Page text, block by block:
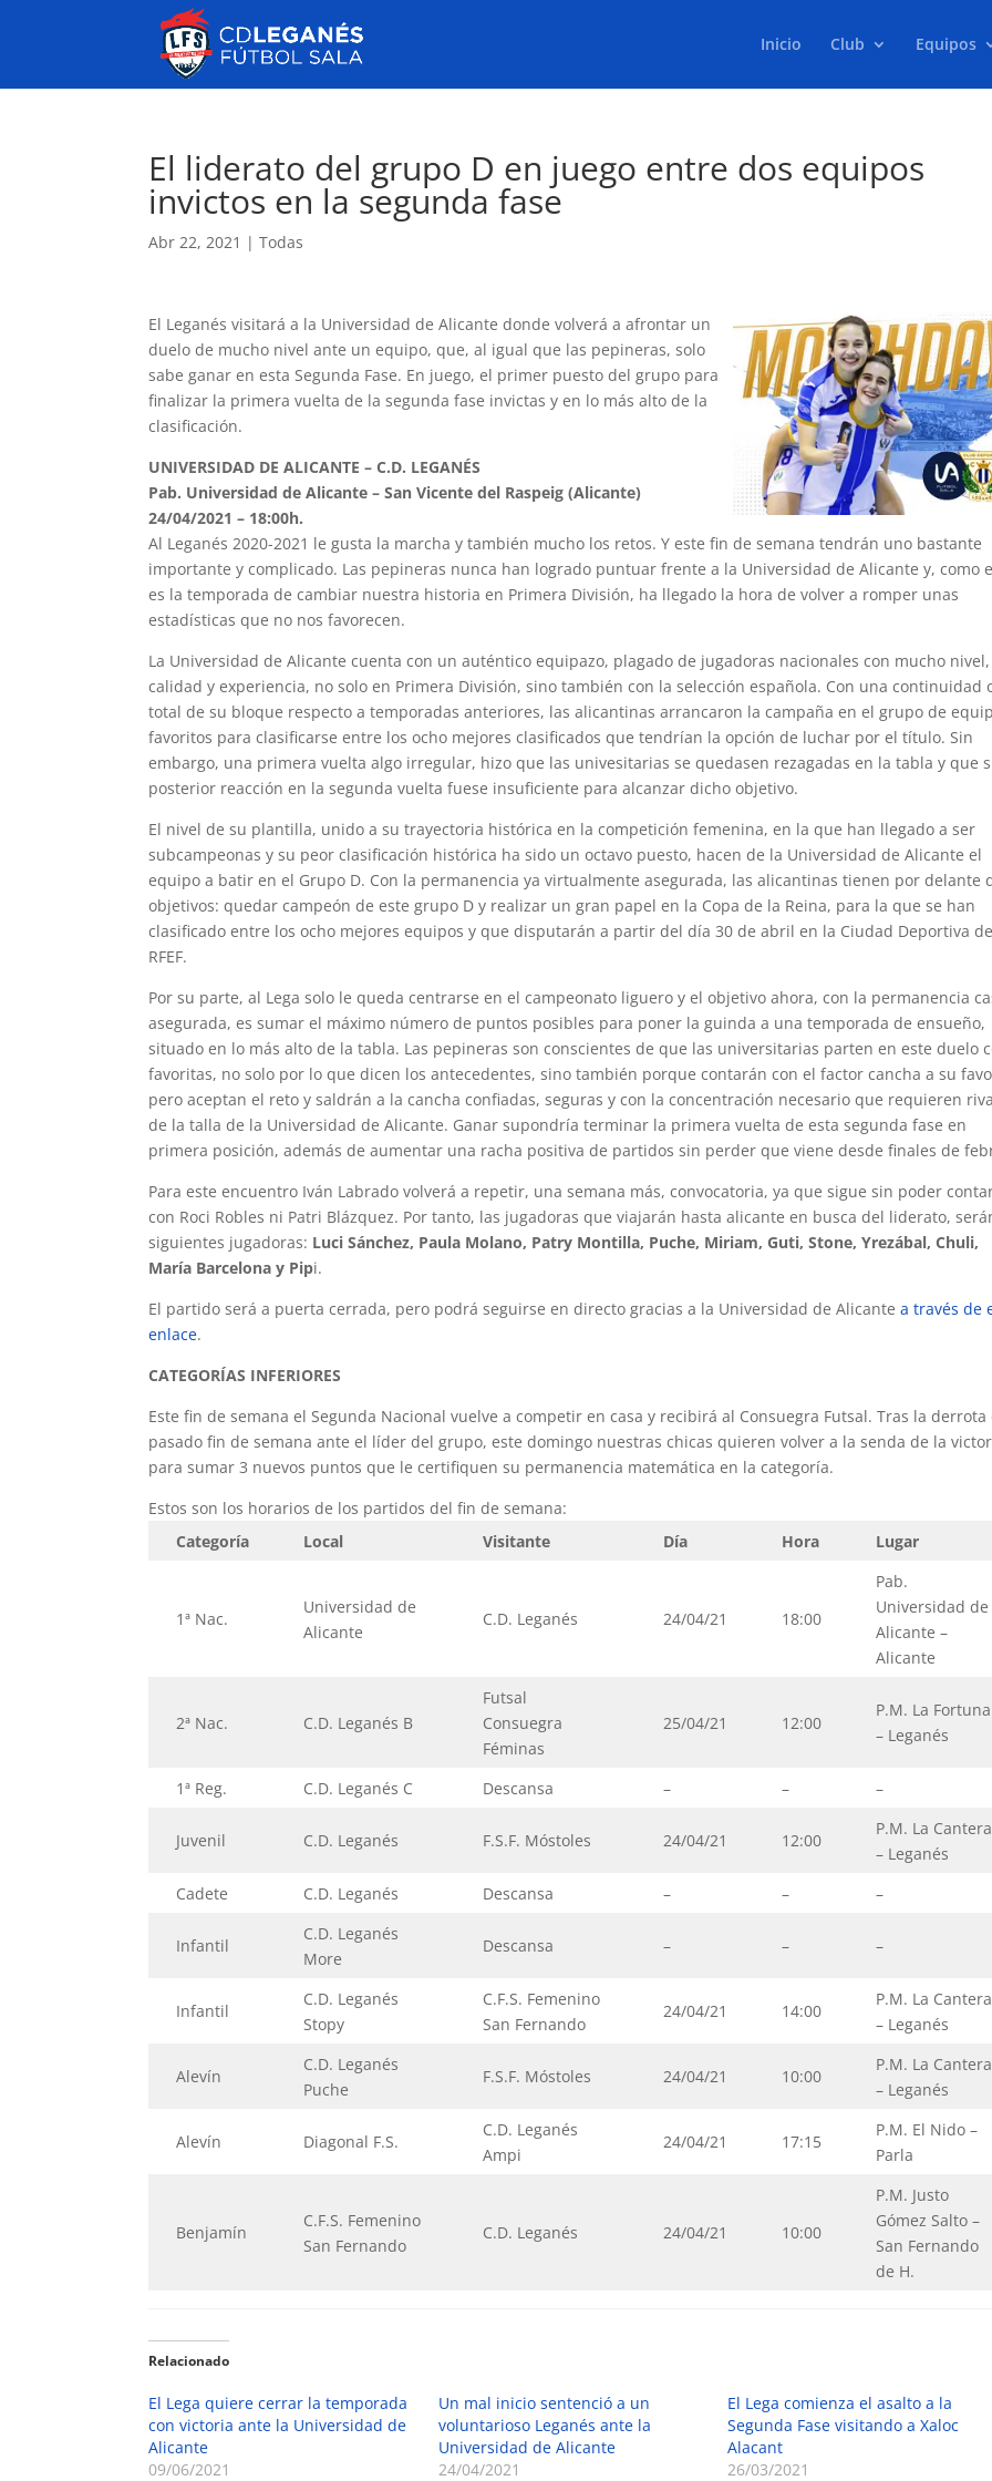
Inicio Club Equipos
El liderato del grupo D en juego entre dos equipos
invictos en la segunda fase
Abr 22, 2021 |Todas
El Leganés visitará a la Universidad de Alicante donde volverá a afrontar un
duelo de mucho nivel ante un equipo, que, al igual que las pepineras, solo
sabe ganar en esta Segunda Fase. En juego, el primer puesto del grupo para
finalizar la primera vuelta de la segunda fase invictas y en lo más alto de la
clasificación.
UNIVERSIDAD DE ALICANTE – C.D. LEGANÉS
Pab. Universidad de Alicante – San Vicente del Raspeig (Alicante)
24/04/2021 – 18:00h.
Al Leganés 2020-2021 le gusta la marcha y también mucho los retos. Y este fin de semana tendrán uno bastante
importante y complicado. Las pepineras nunca han logrado puntuar frente a la Universidad de Alicante y, como
es la temporada de cambiar nuestra historia en Primera División, ha llegado la hora de volver a romper unas
estadísticas que no nos favorecen.
La Universidad de Alicante cuenta con un auténtico equipazo, plagado de jugadoras nacionales con mucho nivel,
calidad y experiencia, no solo en Primera División, sino también con la selección española. Con una continuidad
total de su bloque respecto a temporadas anteriores, las alicantinas arrancaron la campaña en el grupo de
favoritos para clasificarse entre los ocho mejores clasificados que tendrían la opción de luchar por el título. Sin
embargo, una primera vuelta algo irregular, hizo que las univesitarias se quedasen rezagadas en la tabla y que
posterior reacción en la segunda vuelta fuese insuficiente para alcanzar dicho objetivo.
El nivel de su plantilla, unido a su trayectoria histórica en la competición femenina, en la que han llegado a ser
subcampeonas y su peor clasificación histórica ha sido un octavo puesto, hacen de la Universidad de Alicante el
equipo a batir en el Grupo D. Con la permanencia ya virtualmente asegurada, las alicantinas tienen por delante
objetivos: quedar campeón de este grupo D y realizar un gran papel en la Copa de la Reina, para la que se han
clasificado entre los ocho mejores equipos y que disputarán a partir del día 30 de abril en la Ciudad Deportiva
RFEF.
Por su parte, al Lega solo le queda centrarse en el campeonato liguero y el objetivo ahora, con la permanencia
asegurada, es sumar el máximo número de puntos posibles para poner la guinda a una temporada de ensueño,
situado en lo más alto de la tabla. Las pepineras son conscientes de que las universitarias parten en este duelo
favoritas, no solo por lo que dicen los antecedentes, sino también porque contarán con el factor cancha a su
pero aceptan el reto y saldrán a la cancha confiadas, seguras y con la concentración necesario que requieren
de la talla de la Universidad de Alicante. Ganar supondría terminar la primera vuelta de esta segunda fase en
primera posición, además de aumentar una racha positiva de partidos sin perder que viene desde finales de
Para este encuentro Iván Labrado volverá a repetir, una semana más, convocatoria, ya que sigue sin poder
con Roci Robles ni Patri Blázquez. Por tanto, las jugadoras que viajarán hasta alicante en busca del liderato,
siguientes jugadoras: Luci Sánchez, Paula Molano, Patry Montilla, Puche, Miriam, Guti, Stone, Yrezábal, Chuli,
María Barcelona y Pipi.
El partido será a puerta cerrada, pero podrá seguirse en directo gracias a la Universidad de Alicantea través de
enlace.
CATEGORÍAS INFERIORES
Este fin de semana el Segunda Nacional vuelve a competir en casa y recibirá al Consuegra Futsal. Tras la derrota
pasado fin de semana ante el líder del grupo, este domingo nuestras chicas quieren volver a la senda de la
para sumar 3 nuevos puntos que le certifiquen su permanencia matemática en la categoría.
Estos son los horarios de los partidos del fin de semana:
Categoría
Local Visitante Día Hora Lugar
1ª Nac.
Universidad de
Alicante
C.D. Leganés 24/04/21 18:00
Pab.
Universidad de
Alicante –
Alicante
2ª Nac. C.D. Leganés B
Futsal
Consuegra
Féminas
25/04/21 12:00
P.M. La Fortuna
– Leganés
1ª Reg. C.D. Leganés C Descansa – – –
Juvenil C.D. Leganés F.S.F. Móstoles 24/04/21 12:00
P.M. La Cantera
– Leganés
Cadete
C.D. Leganés Descansa – – –
Infantil
C.D. Leganés
More
Descansa – – –
Infantil
C.D. Leganés
Stopy
C.F.S. Femenino
San Fernando
24/04/21 14:00
P.M. La Cantera
– Leganés
Alevín
C.D. Leganés
Puche
F.S.F. Móstoles 24/04/21 10:00
P.M. La Cantera
– Leganés
Alevín Diagonal F.S.
C.D. Leganés
Ampi
24/04/21 17:15
P.M. El Nido –
Parla
Benjamín
C.F.S. Femenino
San Fernando
C.D. Leganés 24/04/21 10:00
P.M. Justo
Gómez Salto –
San Fernando
de H.
Relacionado
El Lega quiere cerrar la temporada
con victoria ante la Universidad de
Alicante
09/06/2021
Un mal inicio sentenció a un
voluntarioso Leganés ante la
Universidad de Alicante
24/04/2021
El Lega comienza el asalto a la
Segunda Fase visitando a Xaloc
Alacant
26/03/2021